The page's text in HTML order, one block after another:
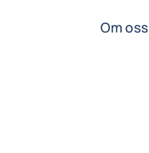
Om oss